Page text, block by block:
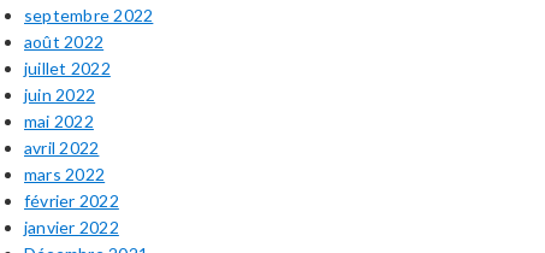
septembre 2022
août 2022
juillet 2022
juin 2022
mai 2022
avril 2022
mars 2022
février 2022
janvier 2022